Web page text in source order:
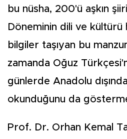
bu nüsha, 200'ü aşkın
Döneminin dili ve kültürü
bilgiler taşıyan bu
zamanda Oğuz
günlerde Anadolu
okunduğunu da
Prof. Dr. Orhan Kemal